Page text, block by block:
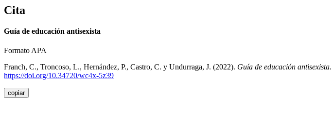
Cita
Guía de educación antisexista
Formato APA
Franch, C., Troncoso, L., Hernández, P., Castro, C. y Undurraga, J. (2022). Guía de educación antisexista.
https://doi.org/10.34720/wc4x-5z39
copiar